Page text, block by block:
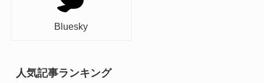
Bluesky
人気記事ランキング